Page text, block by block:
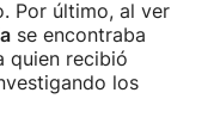
Por último, al ver
se encontraba
quien recibió
los